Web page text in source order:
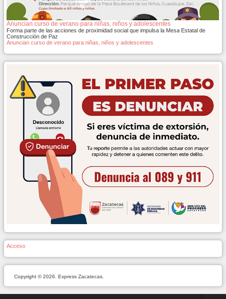
Anuncian curso de verano para niñas, niños y adolescentes
Forma parte de las acciones de proximidad social que impulsa la Mesa Estatal de
Construcción de Paz
Anuncian curso de verano para niñas, niños y adolescentes
Acceso
Copyright © 2026. Express Zacatecas.